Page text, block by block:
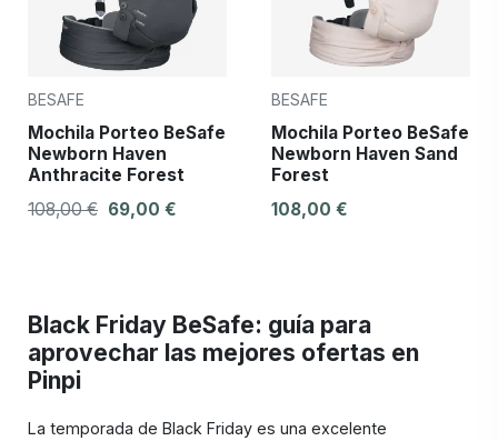
BESAFE
Mochila Porteo BeSafe
Newborn Haven
Anthracite Forest
108,00 € 69,00 €
BESAFE
Mochila Porteo BeSafe
Newborn Haven Sand
Forest
108,00 €
Black Friday BeSafe: guía para
aprovechar las mejores ofertas en
Pinpi
La temporada de Black Friday es una excelente